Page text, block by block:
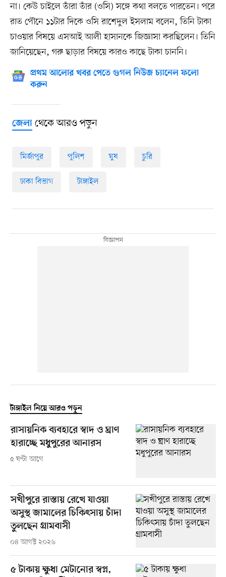
না। কেউ চাইলে তাঁরা তাঁর (ওসি) সঙ্গে কথা বলতে পারতেন। পরে
রাত পৌনে ১১টার দিকে ওসি রাশেদুল ইসলাম বলেন, তিনি টাকা
চাওয়ার বিষয়ে এসআই আলী হাসানকে জিজ্ঞাসা করছিলেন। তিনি
জানিয়েছেন, গরু ছাড়ার বিষয়ে কারও কাছে টাকা চাননি।
প্রথম আলোর খবর পেতে গুগল নিউজ চ্যানেল ফলো
করুন
জেলাথেকে আরও পড়ুন
মির্জাপুর পুলিশ ঘুষ চুরি
ঢাকা বিভাগ টাঙ্গাইল
টাঙ্গাইল নিয়ে আরও পড়ুন
রাসায়নিক ব্যবহারে স্বাদ ও ঘ্রাণ
হারাচ্ছে মধুপুরের আনারস
৫ ঘণ্টা আগে
সখীপুরে রাস্তায় রেখে যাওয়া
অসুস্থ জামালের চিকিৎসায় চাঁদা
তুলছেন গ্রামবাসী
০৪ আগস্ট ২০২৬
৫ টাকায় ক্ষুধা মেটানোর স্বপ্ন,